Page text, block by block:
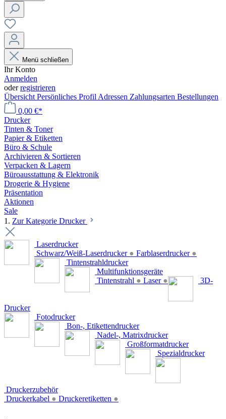
Menü schließen
Ihr Konto
Anmelden
oderregistrieren
Übersicht Persönliches Profil Adressen Zahlungsarten Bestellungen
0,00 €*
Drucker
Tinten & Toner
Papier & Etiketten
Büro & Schule
Archivieren & Sortieren
Verpacken & Lagern
Büroausstattung & Elektronik
Drogerie & Hygiene
Präsentation
Aktionen
Sale
1. Zur Kategorie Drucker
Laserdrucker
Schwarz/Weiß-Laserdrucker ● Farblaserdrucker ●
Tintenstrahldrucker
Multifunktionsgeräte
Tintenstrahl ● Laser ● 3D-
Drucker
Fotodrucker
Bon-, Etikettendrucker
Nadel-, Matrixdrucker
Großformatdrucker
Spezialdrucker
Druckerzubehör
Druckerkabel ● Druckeretiketten ●